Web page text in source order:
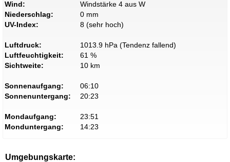
Wind:
Windstärke 4 aus W
Niederschlag:
0 mm
UV-Index:
8 (sehr hoch)
Luftdruck:
1013.9 hPa (Tendenz fallend)
Luftfeuchtigkeit:
61 %
Sichtweite:
10 km
Sonnenaufgang:
06:10
Sonnenuntergang:
20:23
Mondaufgang:
23:51
Monduntergang:
14:23
Umgebungskarte: